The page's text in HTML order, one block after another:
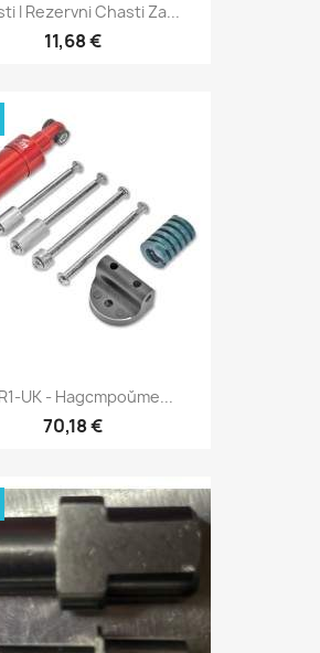
I Rezervni Chasti Za...
11,68 €
UK - Надстройте...
70,18 €